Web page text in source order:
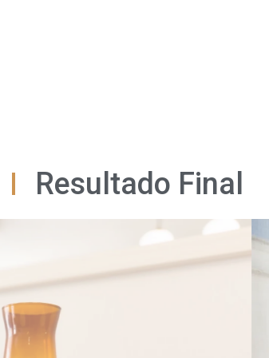
Resultado Final